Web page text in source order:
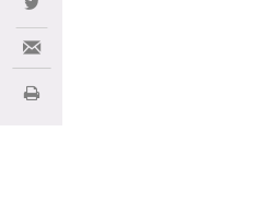
Share on Twitter
Share via Email
Imprimir